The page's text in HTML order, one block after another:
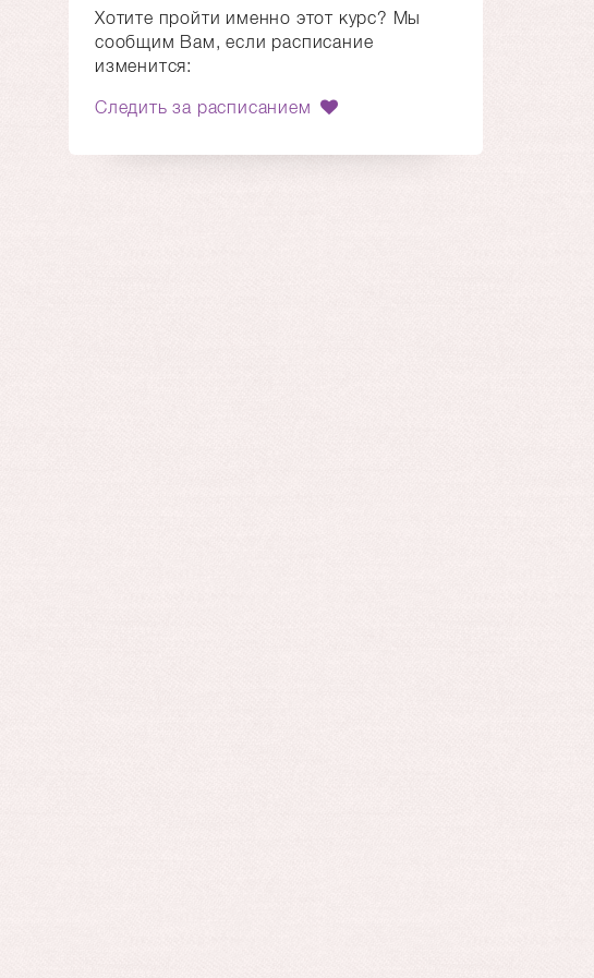
Хотите пройти именно этот курс? Мы
сообщим Вам, если расписание
изменится:
Следить за расписанием